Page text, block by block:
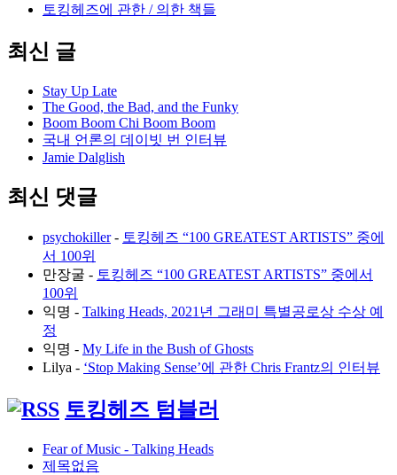
토킹헤즈에 관한 / 의한 책들
최신 글
Stay Up Late
The Good, the Bad, and the Funky
Boom Boom Chi Boom Boom
국내 언론의 데이빗 번 인터뷰
Jamie Dalglish
최신 댓글
psychokiller- 토킹헤즈 “100 GREATEST ARTISTS” 중에
서 100위
만장굴 - 토킹헤즈 “100 GREATEST ARTISTS” 중에서
100위
익명 - Talking Heads, 2021년 그래미 특별공로상 수상 예
정
익명 - My Life in the Bush of Ghosts
Lilya - ‘Stop Making Sense’에 관한 Chris Frantz의 인터뷰
토킹헤즈 텀블러
Fear of Music - Talking Heads
제목없음